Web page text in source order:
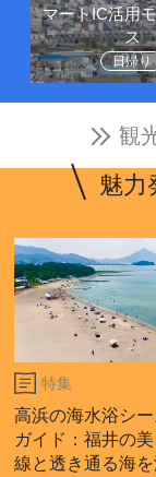
マートIC活用
ス
日帰り
観
魅力
特集
高浜の海水浴シ
ガイド：福井の
線と透き通る海を